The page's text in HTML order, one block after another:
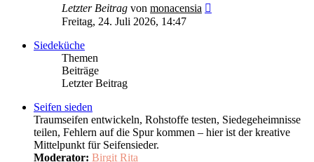
Letzter Beitrag von monacensia
Freitag, 24. Juli 2026, 14:47
Siedeküche
Themen
Beiträge
Letzter Beitrag
Seifen sieden
Traumseifen entwickeln, Rohstoffe testen, Siedegeheimnisse
teilen, Fehlern auf die Spur kommen – hier ist der kreative
Mittelpunkt für Seifensieder.
Moderator: Birgit Rita